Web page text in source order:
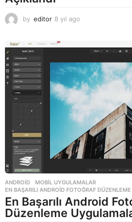
by editor 8 yıl ago
l
g
o
ANDROID ,MOBIL UYGULAMALAR
EN BAŞARILI ANDROID FOTOĞRAF
En Başarılı Android
Düzenleme